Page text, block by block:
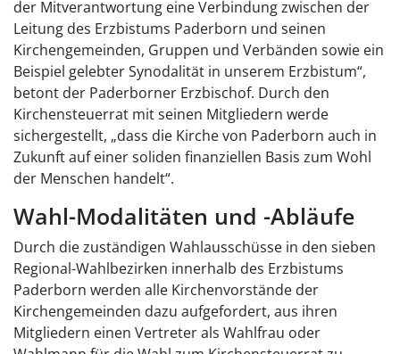
der Mitverantwortung eine Verbindung zwischen der
Leitung des Erzbistums Paderborn und seinen
Kirchengemeinden, Gruppen und Verbänden sowie ein
Beispiel gelebter Synodalität in unserem Erzbistum“,
betont der Paderborner Erzbischof. Durch den
Kirchensteuerrat mit seinen Mitgliedern werde
sichergestellt, „dass die Kirche von Paderborn auch in
Zukunft auf einer soliden finanziellen Basis zum Wohl
der Menschen handelt“.
Wahl-Modalitäten und -Abläufe
Durch die zuständigen Wahlausschüsse in den sieben
Regional-Wahlbezirken innerhalb des Erzbistums
Paderborn werden alle Kirchenvorstände der
Kirchengemeinden dazu aufgefordert, aus ihren
Mitgliedern einen Vertreter als Wahlfrau oder